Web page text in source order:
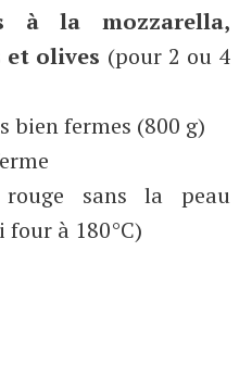
à la mozzarella,
olives (pour 2 ou 4
bien fermes (800 g)
sans la peau
à 180°C)